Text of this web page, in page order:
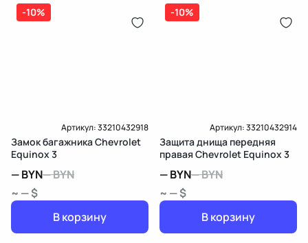
дозатор-распределитель топлива
Карта рассрочки онлайн
-10%
Артикул:33210432918
Замок багажника Chevrolet
Equinox 3
—BYN—BYN
~ — $
В корзину
-10%
Артикул:33210432914
Защита днища передняя
правая Chevrolet Equinox 3
—BYN—BYN
~ — $
В корзину